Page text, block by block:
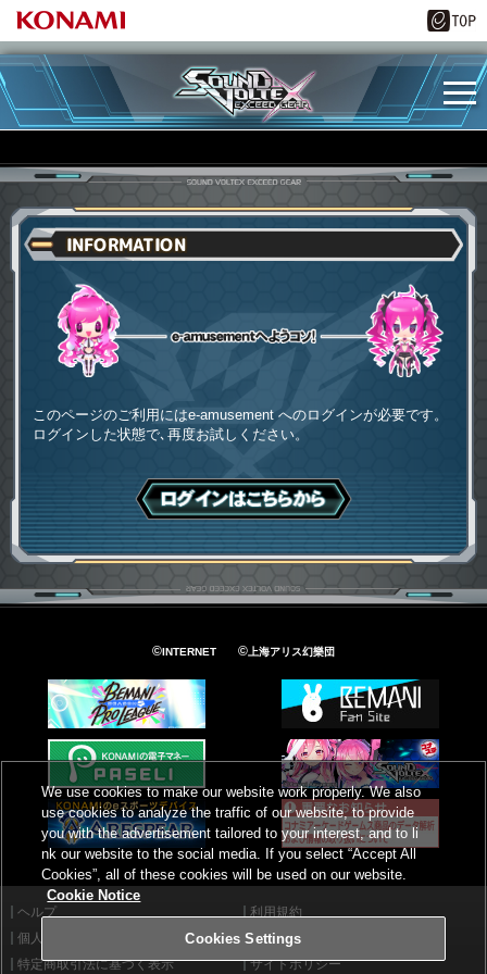
INFORMATION
このページのご利用にはe-amusement へのログインが必要です。
ログインした状態で､再度お試しください。
ログインはこちら
©INTERNET ©上海アリス幻樂団
ヘルプ
利用規約
個人情報等保護方針
外部送信について
特定商取引法に基づく表示
サイトポリシー
We use cookies to make our website work properly. We also
use cookies to analyze the traffic of our website, to provide
you with the advertisement tailored to your interest, and to li
nk our website to the social media. If you select “Accept All
Cookies”, all of these cookies will be used on our website.
Cookie Notice
Cookies Settings